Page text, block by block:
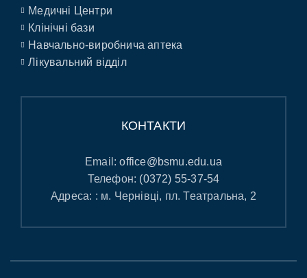
Медичні Центри
Клінічні бази
Навчально-виробнича аптека
Лікувальний відділ
КОНТАКТИ
Email:office@bsmu.edu.ua
Телефон: (0372) 55-37-54
Адреса: : м. Чернівці, пл. Театральна, 2